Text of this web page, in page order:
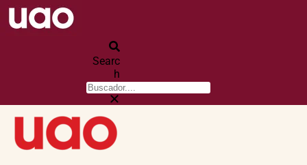
Searc
h